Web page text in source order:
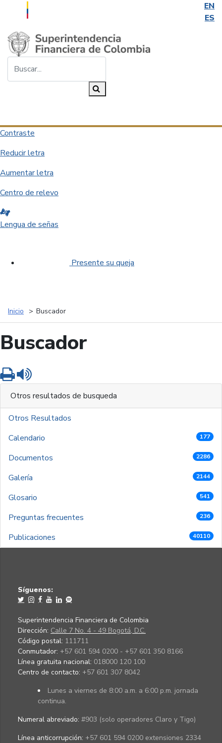
EN
ES
Saltar al contenido principal
Contraste
Reducir letra
Aumentar letra
Centro de relevo
Lengua de señas
Presente su queja
Inicio Buscador
Buscador
Imprimir
Otros resultados de busqueda
Otros Resultados
Calendario
177
Documentos 2286
Galería 2144
Glosario 541
Preguntas frecuentes 236
Publicaciones 40110
Síguenos:
Superintendencia Financiera de Colombia
Dirección: Calle 7 No. 4 - 49 Bogotá, D.C.
Código postal: 111711
Conmutador: +57 601 594 0200 - +57 601 350 8166
Línea gratuita nacional: 018000 120 100
Centro de contacto: +57 601 307 8042
Lunes a viernes de 8:00 a.m. a 6:00 p.m. jornada
continua.
Numeral abreviado: #903 (solo operadores Claro y Tigo)
Línea anticorrupción: +57 601 594 0200 extensiones 2334